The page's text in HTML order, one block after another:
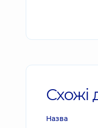
Схожі
Назва